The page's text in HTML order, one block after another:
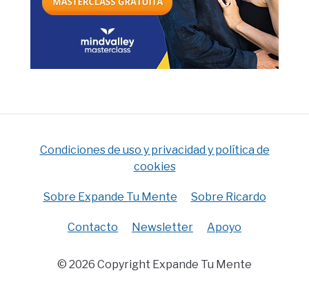
Condiciones de uso y privacidad y política de
cookies
Sobre Expande Tu Mente Sobre Ricardo
Contacto Newsletter Apoyo
© 2026 Copyright Expande Tu Mente